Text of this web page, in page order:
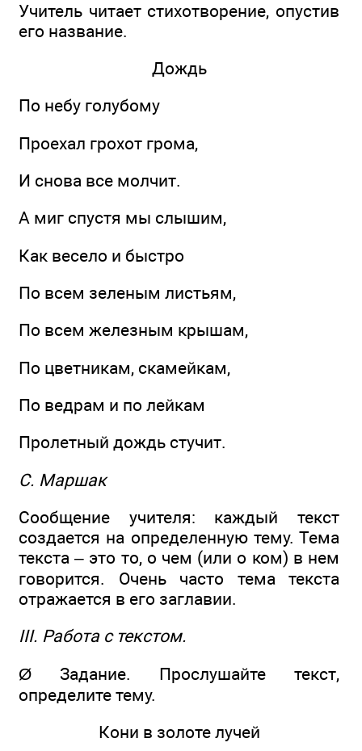
Учитель читает стихотворение, опустив
его название.
Дождь
По небу голубому
Проехал грохот грома,
И снова все молчит.
А миг спустя мы слышим,
Как весело и быстро
По всем зеленым листьям,
По всем железным крышам,
По цветникам, скамейкам,
По ведрам и по лейкам
Пролетный дождь стучит.
С. Маршак
Сообщение учителя: каждый текст
создается на определенную тему. Тема
текста – это то, о чем (или о ком) в нем
говорится. Очень часто тема текста
отражается в его заглавии.
III. Работа с текстом.
Ø Задание. Прослушайте текст,
определите тему.
Кони в золоте лучей